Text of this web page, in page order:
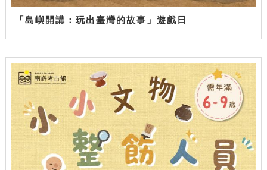
「島嶼開講：玩出臺灣的故事」遊戲日